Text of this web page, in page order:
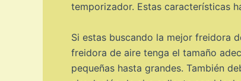
temporizador. Estas características
Si estas buscando la mejor freidora
freidora de aire tenga el tamaño
pequeñas hasta grandes. También